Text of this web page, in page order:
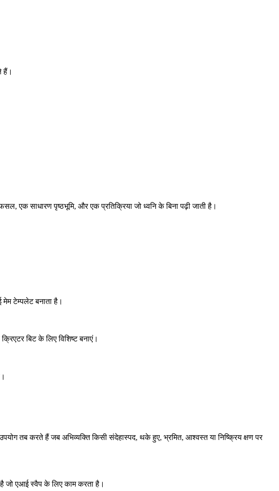
हैं।
साधारण पृष्ठभूमि, और एक प्रतिक्रिया जो ध्वनि के बिना पढ़ी जाती है।
टेम्पलेट बनाता है।
बिट के लिए विशिष्ट बनाएं।
तब करते हैं जब अभिव्यक्ति किसी संदेहास्पद, थके हुए, भ्रमित, आश्वस्त या निष्क्रिय क्षण पर
है जो एआई स्वैप के लिए काम करता है।